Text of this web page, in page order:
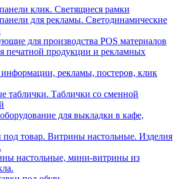
клик. Светящиеся рамки
для рекламы. Светодинамические
для производства POS материалов
печатной продукции и рекламных
рекламы, постеров, клик
таблички. Таблички со сменной
для выкладки в кафе,
под товар. Витрины настольные. Изделия
настольные, мини-витрины из